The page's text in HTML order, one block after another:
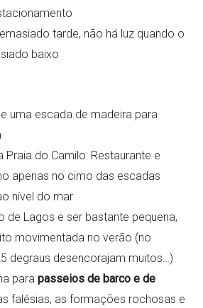
tarde, não há luz quando o
baixo
uma escada de madeira para
Praia do Camilo: Restaurante e
apenas no cimo das escadas
nível do mar
de Lagos e ser bastante pequena,
movimentada no verão (no
degraus desencorajam muitos…)
parapasseios de barco e de
falésias, as formações rochosas e